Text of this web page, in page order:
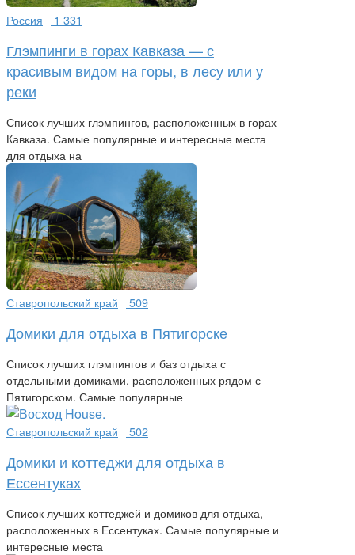
Россия 1 331
Глэмпинги в горах Кавказа — с
красивым видом на горы, в лесу или у
реки
Список лучших глэмпингов, расположенных в горах
Кавказа. Самые популярные и интересные места
для отдыха на
Ставропольский край 509
Домики для отдыха в Пятигорске
Список лучших глэмпингов и баз отдыха с
отдельными домиками, расположенных рядом с
Пятигорском. Самые популярные
Ставропольский край 502
Домики и коттеджи для отдыха в
Ессентуках
Список лучших коттеджей и домиков для отдыха,
расположенных в Ессентуках. Самые популярные и
интересные места